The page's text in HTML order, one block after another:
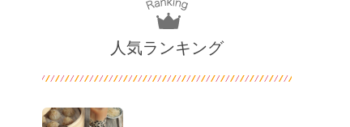
人気ランキング